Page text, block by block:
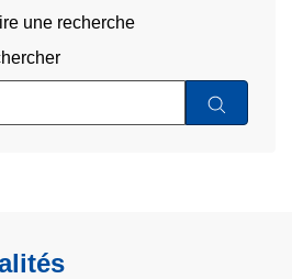
une recherche